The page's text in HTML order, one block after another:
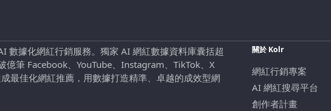
數據化網紅行銷服務。獨家 AI 網紅數據資料庫囊括超
億筆 Facebook、YouTube、Instagram、TikTok、X
最佳化網紅推薦，用數據打造精準、卓越的成效型網
關於 Kolr
網紅行銷專案
AI 網紅搜尋平台
創作者計畫